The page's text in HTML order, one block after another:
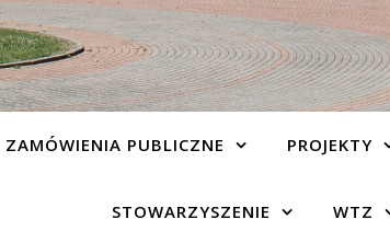
ZAMÓWIENIA PUBLICZNE PROJEKTY
STOWARZYSZENIE WTZ